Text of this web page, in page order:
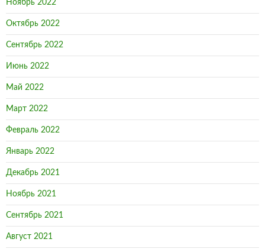
Ноябрь 2022
Октябрь 2022
Сентябрь 2022
Июнь 2022
Май 2022
Март 2022
Февраль 2022
Январь 2022
Декабрь 2021
Ноябрь 2021
Сентябрь 2021
Август 2021